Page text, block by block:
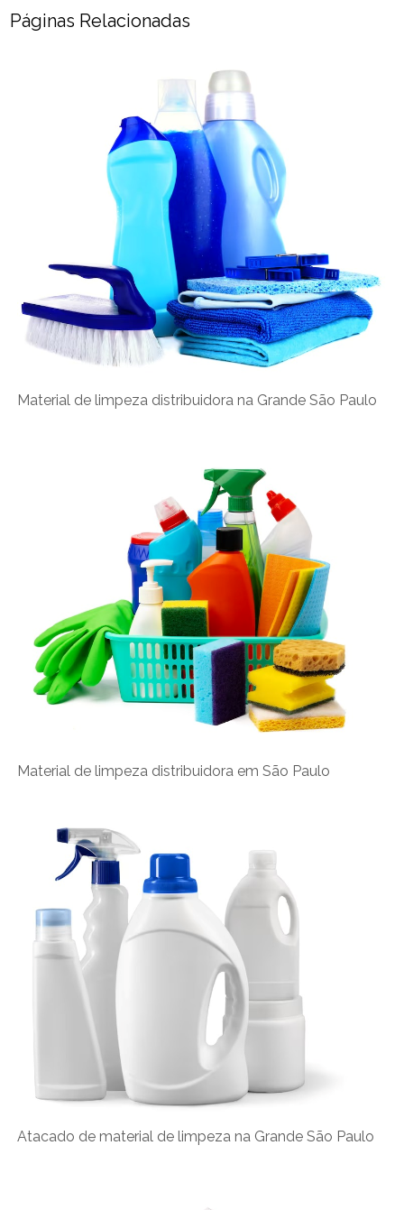
Páginas Relacionadas
Material de limpeza distribuidora na Grande São Paulo
Material de limpeza distribuidora em São Paulo
Atacado de material de limpeza na Grande São Paulo